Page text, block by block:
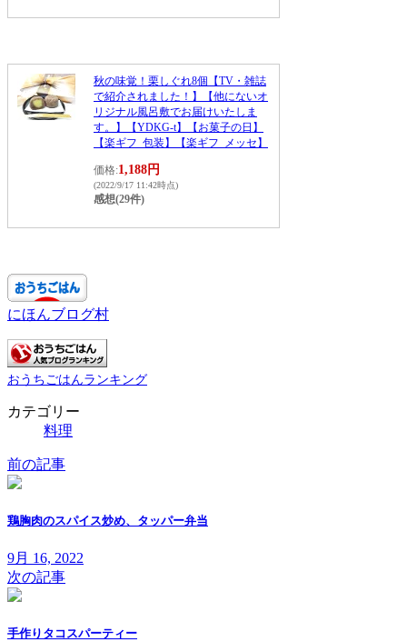
秋の味覚！栗しぐれ8個【TV・雑誌
で紹介されました！】【他にないオ
リジナル風呂敷でお届けいたしま
す。】【YDKG-t】【お菓子の日】
【楽ギフ_包装】【楽ギフ_メッセ】
価格:1,188円
(2022/9/17 11:42時点)
感想(29件)
にほんブログ村
おうちごはんランキング
カテゴリー
料理
前の記事
鶏胸肉のスパイス炒め、タッパー弁当
9月 16, 2022
次の記事
手作りタコスパーティー